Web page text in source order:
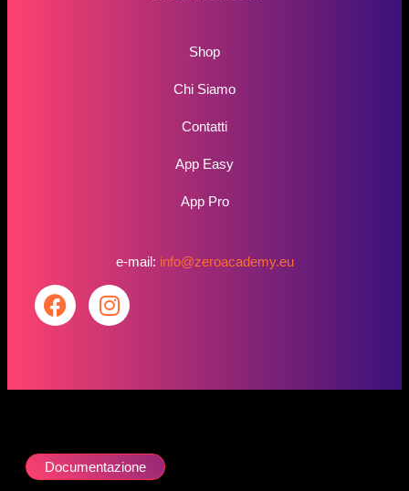
Shop
Chi Siamo
Contatti
App Easy
App Pro
e-mail: info@zeroacademy.eu
Documentazione